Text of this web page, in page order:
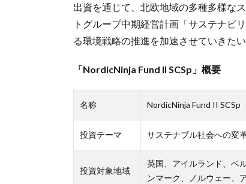
出資を通じて、北欧地域の多種多様な
トグループ中期経営計画「サステナビ
る環境戦略の推進を加速させていきたい
「NordicNinja Fund II SCSp」概要
名称 NordicNinja Fund II SCSp
投資テーマ サステナブル社会への変
投資対象地域
英国、アイルランド、ベ
ンマーク、ノルウェー、